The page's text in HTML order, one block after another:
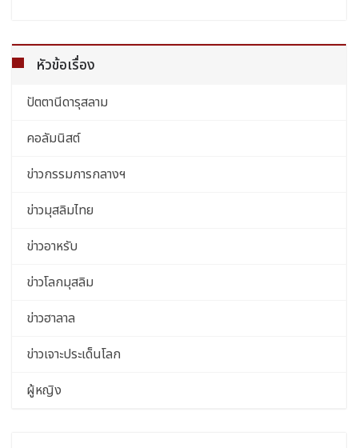
หัวข้อเรื่อง
ปัตตานีดารุสลาม
คอลัมนิสต์
ข่าวกรรมการกลางฯ
ข่าวมุสลิมไทย
ข่าวอาหรับ
ข่าวโลกมุสลิม
ข่าวฮาลาล
ข่าวเจาะประเด็นโลก
ผู้หญิง